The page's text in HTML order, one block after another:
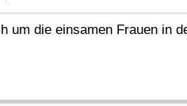
um die einsamen Frauen in